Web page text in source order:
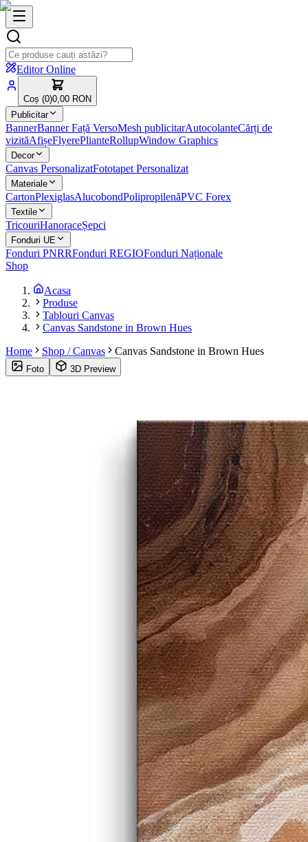
Editor Online
Coș (0)0,00 RON
Publicitar
BannerBanner Față VersoMesh publicitarAutocolanteCărți de
vizităAfișeFlyerePlianteRollupWindow Graphics
Decor
Canvas PersonalizatFototapet Personalizat
Materiale
CartonPlexiglasAlucobondPolipropilenăPVC Forex
Textile
TricouriHanoraceȘepci
Fonduri UE
Fonduri PNRRFonduri REGIOFonduri Naționale
Shop
Acasa
Produse
Tablouri Canvas
Canvas Sandstone in Brown Hues
Home
Shop / Canvas Canvas Sandstone in Brown Hues
Foto 3D Preview